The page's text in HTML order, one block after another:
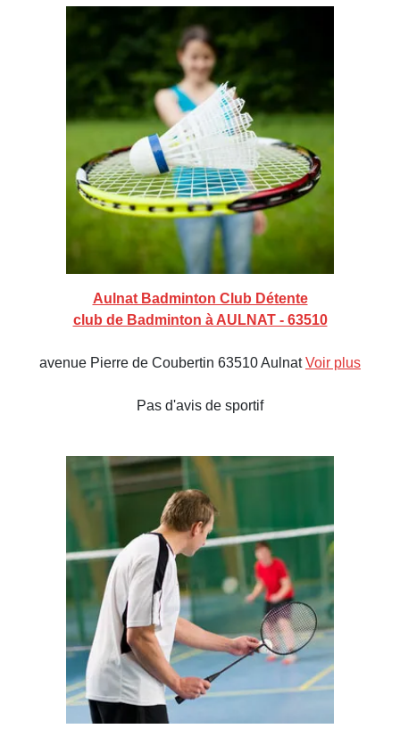
Aulnat Badminton Club Détente
club de Badminton à AULNAT - 63510
avenue Pierre de Coubertin 63510 AulnatVoir plus
Pas d'avis de sportif